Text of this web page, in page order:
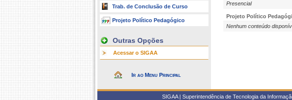
Trab. de Conclusão de Curso
Projeto Político Pedagógico
Outras Opções
Acessar o SIGAA
Ir ao Menu Principal
Presencial
Projeto Político
Nenhum conteúdo
SIGAA | Superintendência de Tecnologia da